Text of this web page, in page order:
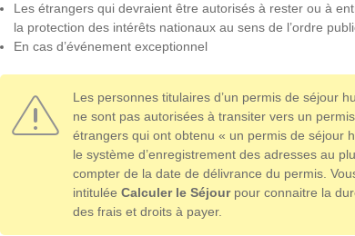
Les étrangers qui devraient être autorisés à rester ou à
la protection des intérêts nationaux au sens de l’ordre
En cas d’événement exceptionnel
Les personnes titulaires d’un permis de séjour
ne sont pas autorisées à transiter vers un
étrangers qui ont obtenu « un permis de séjour
le système d’enregistrement des adresses au
compter de la date de délivrance du permis.
intitulée Calculer le Séjourpour connaitre la
des frais et droits à payer.